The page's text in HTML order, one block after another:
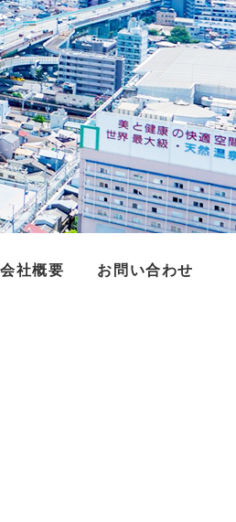
会社概要 お問い合わせ